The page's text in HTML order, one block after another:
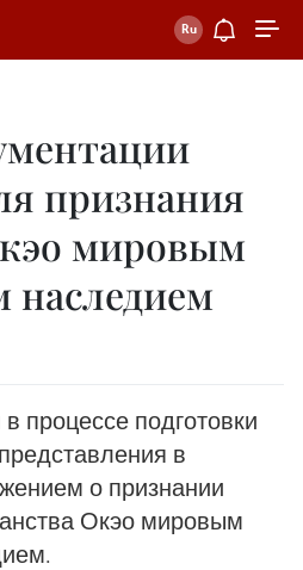
признания
мировым
наследием
процессе подготовки
в
о признании
Окэо мировым